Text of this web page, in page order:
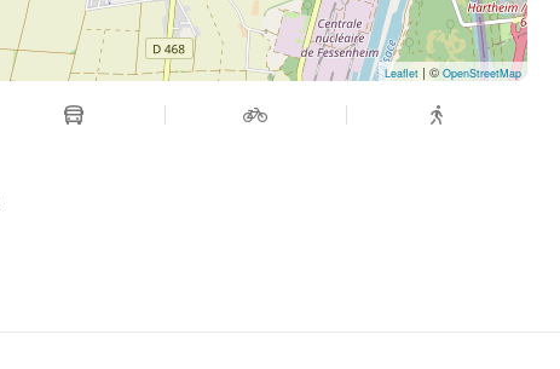
Leaflet | © OpenStreetMap